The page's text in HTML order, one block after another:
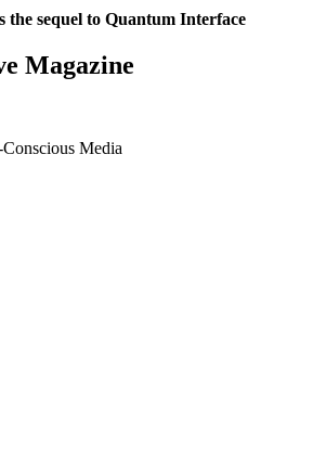
the sequel to Quantum Interface
Magazine
Media